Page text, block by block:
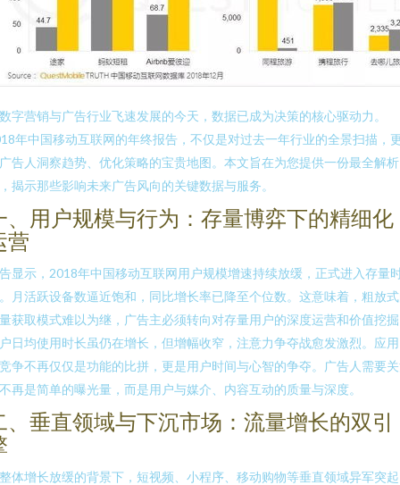
字营销与广告行业飞速发展的今天，数据已成为决策的核心驱动力。
年中国移动互联网的年终报告，不仅是对过去一年行业的全景扫描，
告人洞察趋势、优化策略的宝贵地图。本文旨在为您提供一份最全解析
揭示那些影响未来广告风向的关键数据与服务。
、用户规模与行为：存量博弈下的精细化
营
显示，2018年中国移动互联网用户规模增速持续放缓，正式进入存量
月活跃设备数逼近饱和，同比增长率已降至个位数。这意味着，粗放
获取模式难以为继，广告主必须转向对存量用户的深度运营和价值挖
日均使用时长虽仍在增长，但增幅收窄，注意力争夺战愈发激烈。应
争不再仅仅是功能的比拼，更是用户时间与心智的争夺。广告人需要
再是简单的曝光量，而是用户与媒介、内容互动的质量与深度。
、垂直领域与下沉市场：流量增长的双引
体增长放缓的背景下，短视频、小程序、移动购物等垂直领域异军突